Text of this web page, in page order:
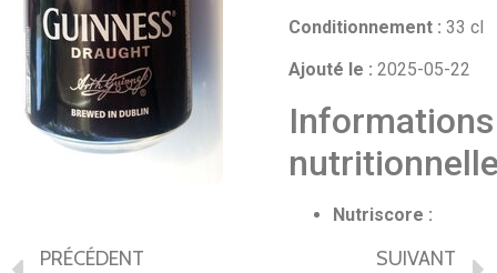
Conditionnement : 33 cl
Ajouté le : 2025-05-22
Informations
Nutriscore :
PRÉCÉDENT SUIVANT